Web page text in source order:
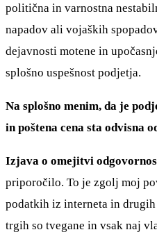
politična in varnostna
napadov ali vojaških
dejavnosti motene in
splošno uspešnost podjetja.
Na splošno menim, da je
in poštena cena sta odvisna
Izjava o omejitvi
priporočilo. To je zgolj moj
podatkih iz interneta in
trgih so tvegane in vsak naj